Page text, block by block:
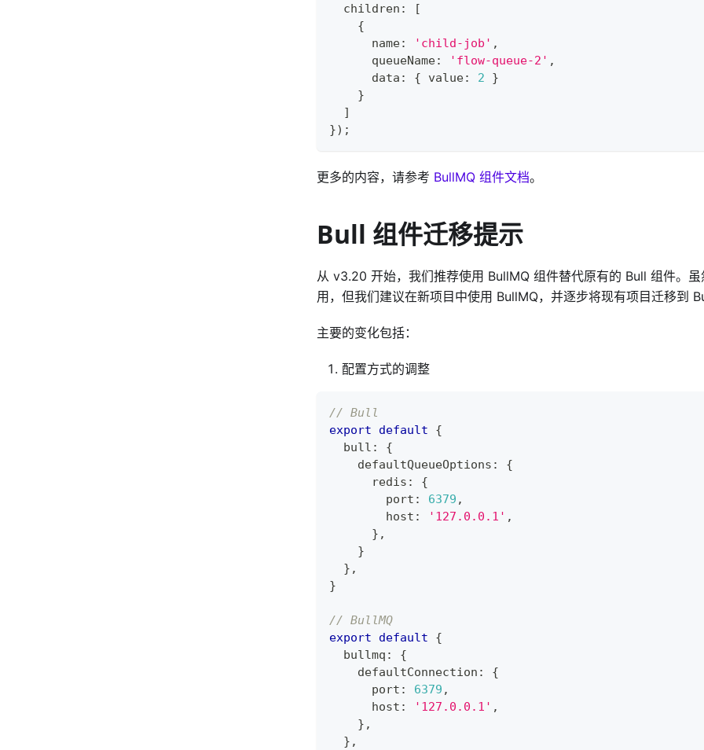
  children
:
[
{
      name
: 'child-job' ,
      queueName
: 'flow-queue-2' ,
      data
: { value: 2
}
}
]
}) ;
更多的内容，请参考 BullMQ 组件文档。
Bull 组件迁移提示
从 v3.20 开始，我们推荐使用 BullMQ 组件替代原有的 Bull 组件。
用，但我们建议在新项目中使用 BullMQ，并逐步将现有项目迁移到
主要的变化包括：
配置方式的调整
// Bull
export
default
{
  bull
:
{
    defaultQueueOptions
:
{
      redis
:
{
        port
: 6379 ,
        host
: '127.0.0.1' ,
} ,
}
} ,
}
// BullMQ
export
default
{
  bullmq
:
{
    defaultConnection
:
{
      port
: 6379 ,
      host
: '127.0.0.1' ,
} ,
} ,